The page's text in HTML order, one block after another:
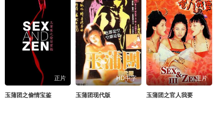
正片
玉蒲团之偷情宝鉴
HD中字
玉蒲团现代版
正片
玉蒲团之官人我要